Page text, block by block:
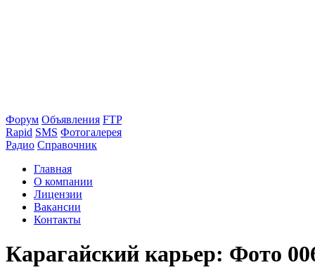
Форум Объявления FTP
Rapid SMS Фотогалерея
Радио Справочник
Главная
О компании
Лицензии
Вакансии
Контакты
Карагайский карьер: Фото